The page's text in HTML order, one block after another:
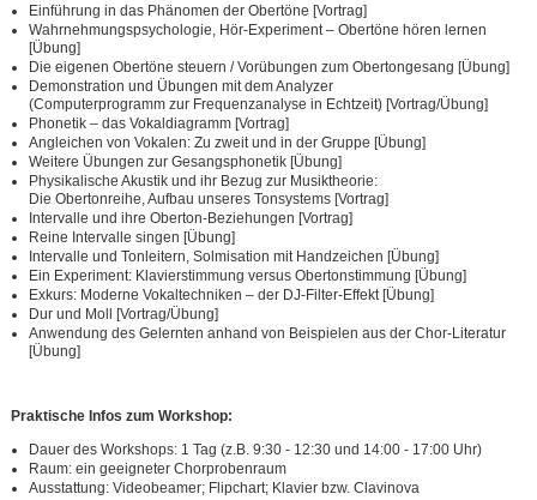
Einführung in das Phänomen der Obertöne [Vortrag]
Wahrnehmungspsychologie, Hör-Experiment – Obertöne hören lernen
[Übung]
Die eigenen Obertöne steuern / Vorübungen zum Obertongesang [Übung]
Demonstration und Übungen mit dem Analyzer
(Computerprogramm zur Frequenzanalyse in Echtzeit) [Vortrag/Übung]
Phonetik – das Vokaldiagramm [Vortrag]
Angleichen von Vokalen: Zu zweit und in der Gruppe [Übung]
Weitere Übungen zur Gesangsphonetik [Übung]
Physikalische Akustik und ihr Bezug zur Musiktheorie:
Die Obertonreihe, Aufbau unseres Tonsystems [Vortrag]
Intervalle und ihre Oberton-Beziehungen [Vortrag]
Reine Intervalle singen [Übung]
Intervalle und Tonleitern, Solmisation mit Handzeichen [Übung]
Ein Experiment: Klavierstimmung versus Obertonstimmung [Übung]
Exkurs: Moderne Vokaltechniken – der DJ-Filter-Effekt [Übung]
Dur und Moll [Vortrag/Übung]
Anwendung des Gelernten anhand von Beispielen aus der Chor-Literatur
[Übung]
Praktische Infos zum Workshop:
Dauer des Workshops: 1 Tag (z.B. 9:30 - 12:30 und 14:00 - 17:00 Uhr)
Raum: ein geeigneter Chorprobenraum
Ausstattung: Videobeamer; Flipchart; Klavier bzw. Clavinova